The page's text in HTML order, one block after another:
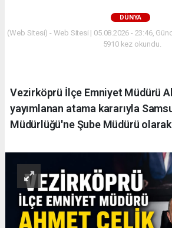
DÜNYA
(Web Sitesi) - Web Sitesi | 05.08.2026 - 23:46,
5910 kez okundu.
Vezirköprü İlçe Emniyet Müdürü
yayımlanan atama kararıyla
Müdürlüğü'ne Şube Müdürü olarak